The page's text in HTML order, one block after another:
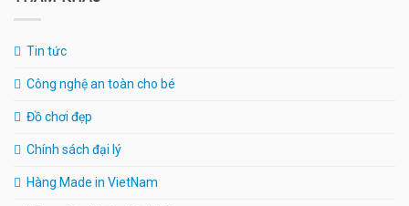
Tin tức
Công nghệ an toàn cho bé
Đồ chơi đẹp
Chính sách đại lý
Hàng Made in VietNam